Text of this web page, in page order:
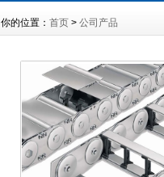
你的位置： 首页 > 公司产品